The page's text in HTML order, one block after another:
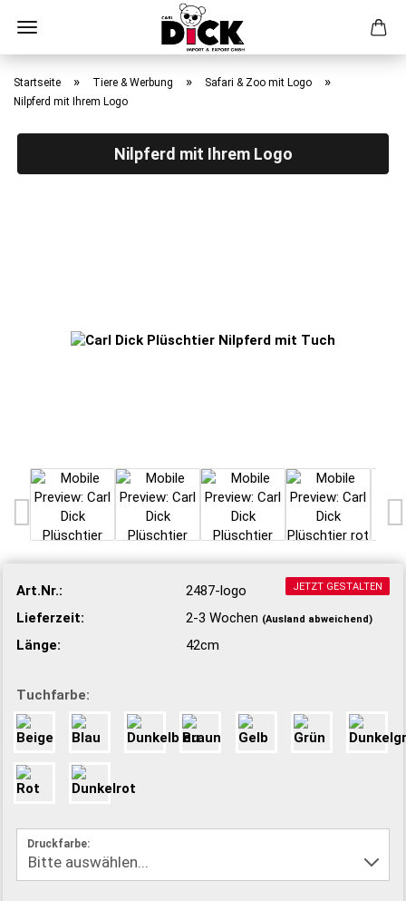
Direkt
zum
Hauptinhalt
Startseite » Tiere & Werbung » Safari & Zoo mit Logo »
Nilpferd mit Ihrem Logo
Nilpferd mit Ihrem Logo
JETZT GESTALTEN
Art.Nr.:
2487-logo
Lieferzeit:
2-3 Wochen (Ausland abweichend)
Länge: 42cm
Tuchfarbe:
Druckfarbe: